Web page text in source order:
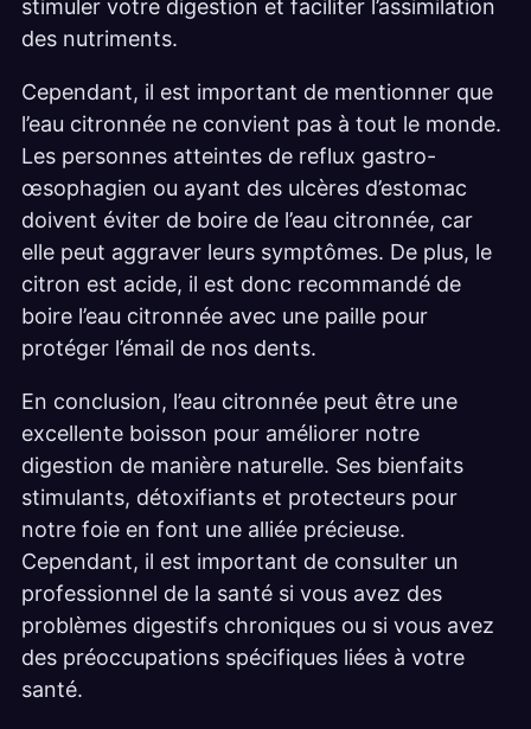
stimuler votre digestion et faciliter l’assimilation
des nutriments.
Cependant, il est important de mentionner que
l’eau citronnée ne convient pas à tout le monde.
Les personnes atteintes de reflux gastro-
œsophagien ou ayant des ulcères d’estomac
doivent éviter de boire de l’eau citronnée, car
elle peut aggraver leurs symptômes. De plus, le
citron est acide, il est donc recommandé de
boire l’eau citronnée avec une paille pour
protéger l’émail de nos dents.
En conclusion, l’eau citronnée peut être une
excellente boisson pour améliorer notre
digestion de manière naturelle. Ses bienfaits
stimulants, détoxifiants et protecteurs pour
notre foie en font une alliée précieuse.
Cependant, il est important de consulter un
professionnel de la santé si vous avez des
problèmes digestifs chroniques ou si vous avez
des préoccupations spécifiques liées à votre
santé.